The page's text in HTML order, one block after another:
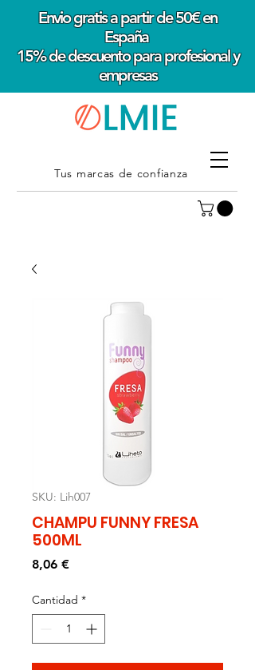
Envio gratis a partir de 50€ en
España
15% de descuento para profesional y
empresas
Tus marcas de confianza
SKU: Lih007
CHAMPU FUNNY FRESA
500ML
8,06 €Precio
Cantidad *